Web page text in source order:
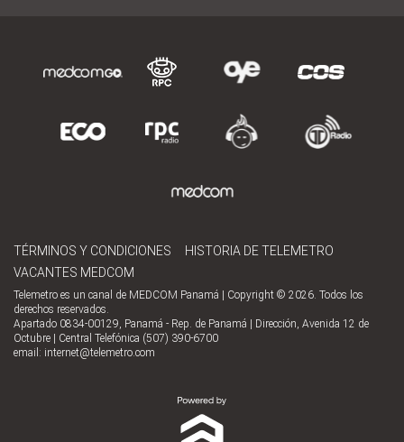
TÉRMINOS Y CONDICIONES
HISTORIA DE TELEMETRO
VACANTES MEDCOM
Telemetro es un canal de MEDCOM Panamá | Copyright © 2026. Todos los
derechos reservados.
Apartado 0834-00129, Panamá - Rep. de Panamá | Dirección, Avenida 12 de
Octubre | Central Telefónica (507) 390-6700
email: internet@telemetro.com